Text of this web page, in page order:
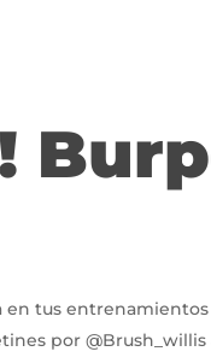
tus
por